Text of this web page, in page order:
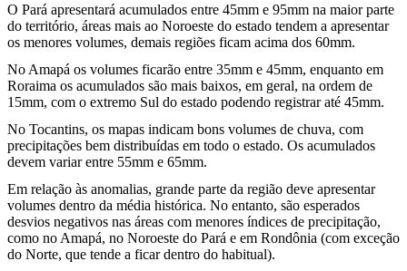
O Pará apresentará acumulados entre 45mm e 95mm na maior parte
do território, áreas mais ao Noroeste do estado tendem a apresentar
os menores volumes, demais regiões ficam acima dos 60mm.
No Amapá os volumes ficarão entre 35mm e 45mm, enquanto em
Roraima os acumulados são mais baixos, em geral, na ordem de
15mm, com o extremo Sul do estado podendo registrar até 45mm.
No Tocantins, os mapas indicam bons volumes de chuva, com
precipitações bem distribuídas em todo o estado. Os acumulados
devem variar entre 55mm e 65mm.
Em relação às anomalias, grande parte da região deve apresentar
volumes dentro da média histórica. No entanto, são esperados
desvios negativos nas áreas com menores índices de precipitação,
como no Amapá, no Noroeste do Pará e em Rondônia (com exceção
do Norte, que tende a ficar dentro do habitual).